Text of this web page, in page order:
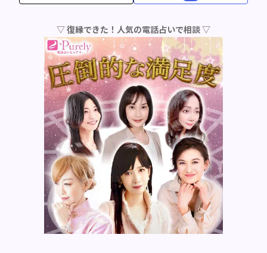
▽ 復縁できた！人気の電話占いで相談 ▽